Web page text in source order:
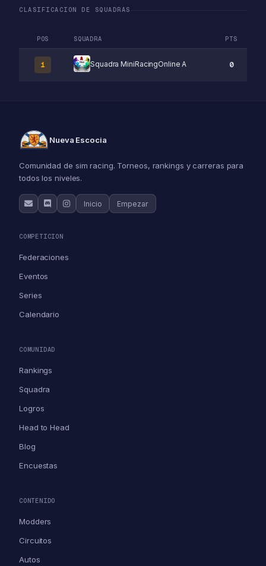
CLASIFICACION DE SQUADRAS
POS SQUADRA PTS
1 Squadra MiniRacingOnline A 0
Nueva Escocia
Comunidad de sim racing. Torneos, rankings y carreras para
todos los niveles.
Inicio Empezar
COMPETICION
Federaciones
Eventos
Series
Calendario
COMUNIDAD
Rankings
Squadra
Logros
Head to Head
Blog
Encuestas
CONTENIDO
Modders
Circuitos
Autos